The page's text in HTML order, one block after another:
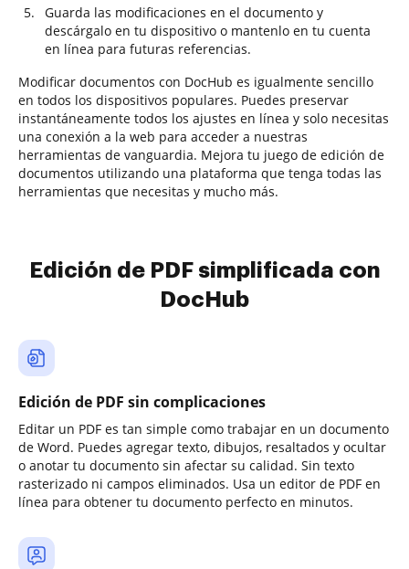
Guarda las modificaciones en el documento y
descárgalo en tu dispositivo o mantenlo en tu cuenta
en línea para futuras referencias.
Modificar documentos con DocHub es igualmente sencillo
en todos los dispositivos populares. Puedes preservar
instantáneamente todos los ajustes en línea y solo necesitas
una conexión a la web para acceder a nuestras
herramientas de vanguardia. Mejora tu juego de edición de
documentos utilizando una plataforma que tenga todas las
herramientas que necesitas y mucho más.
Edición de PDF simplificada con
DocHub
Edición de PDF sin complicaciones
Editar un PDF es tan simple como trabajar en un documento
de Word. Puedes agregar texto, dibujos, resaltados y ocultar
o anotar tu documento sin afectar su calidad. Sin texto
rasterizado ni campos eliminados. Usa un editor de PDF en
línea para obtener tu documento perfecto en minutos.